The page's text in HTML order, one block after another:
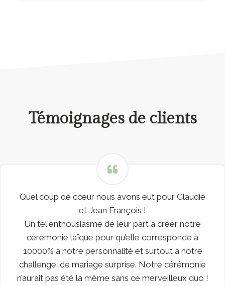
Témoignages de clients
Quel coup de cœur nous avons eut pour Claudie
et Jean François !
Un tel enthousiasme de leur part a créer notre
cérémonie laïque pour qu’elle corresponde à
10000% à notre personnalité et surtout à notre
challenge…de mariage surprise. Notre cérémonie
n’aurait pas été la même sans ce merveilleux duo !